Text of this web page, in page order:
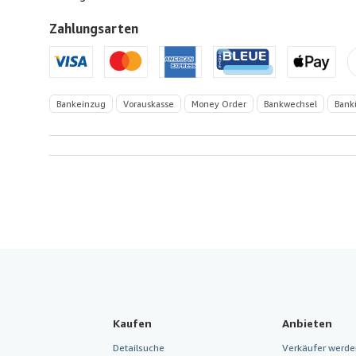
Zahlungsarten
Bankeinzug Vorauskasse Money Order Bankwechsel
Kaufen
Detailsuche
Anbieten
Verkäufer